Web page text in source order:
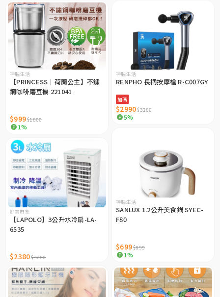
神腦生活
【PRINCESS｜荷蘭公主】不鏽
鋼咖啡磨豆機 221041
$999$1800
1%
神腦生活
RENPHO 長柄按摩槍 R-C007GY
加碼
$2990$3280
5%
神腦生活
SANLUX 1.2公升美食鍋 SYEC-
F80
$699$899
1%
好買市集
【LAPOLO】3公升水冷扇-LA-
6535
$2380$3280